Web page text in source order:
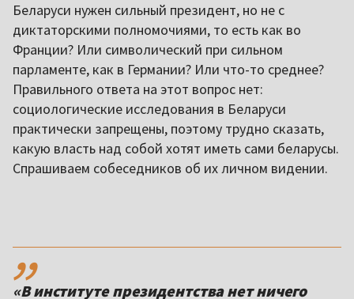
Беларуси нужен сильный президент, но не с
диктаторскими полномочиями, то есть как во
Франции? Или символический при сильном
парламенте, как в Германии? Или что-то среднее?
Правильного ответа на этот вопрос нет:
социологические исследования в Беларуси
практически запрещены, поэтому трудно сказать,
какую власть над собой хотят иметь сами беларусы.
Спрашиваем собеседников об их личном видении.
,,
«В институте президентства нет ничего